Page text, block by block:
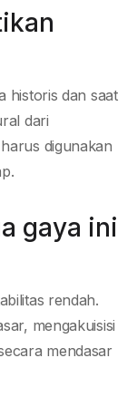
historis dan saat
dari
digunakan
gaya ini
rendah.
mengakuisisi
mendasar